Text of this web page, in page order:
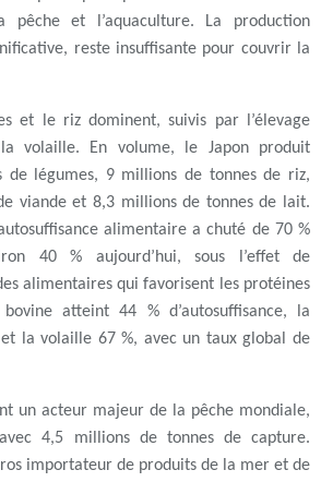
pêche et l’aquaculture. La production
reste insuffisante pour couvrir la
et le riz dominent, suivis par l’élevage
volaille. En volume, le Japon produit
de légumes, 9 millions de tonnes de riz,
viande et 8,3 millions de tonnes de lait.
alimentaire a chuté de 70 %
40 % aujourd’hui, sous l’effet de
alimentaires qui favorisent les protéines
atteint 44 % d’autosuffisance, la
la volaille 67 %, avec un taux global de
un acteur majeur de la pêche mondiale,
4,5 millions de tonnes de capture.
importateur de produits de la mer et de